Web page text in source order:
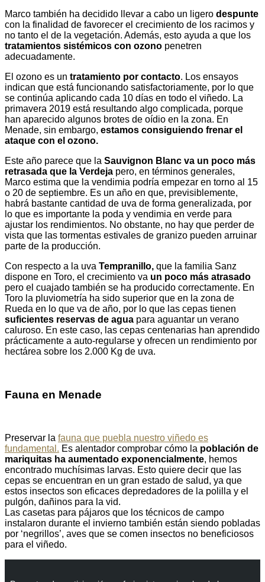
Marco también ha decidido llevar a cabo un ligero despunte
con la finalidad de favorecer el crecimiento de los racimos y
no tanto el de la vegetación. Además, esto ayuda a que los
tratamientos sistémicos con ozono penetren
adecuadamente.
El ozono es un tratamiento por contacto. Los ensayos
indican que está funcionando satisfactoriamente, por lo que
se continúa aplicando cada 10 días en todo el viñedo. La
primavera 2019 está resultando algo complicada, porque
han aparecido algunos brotes de oídio en la zona. En
Menade, sin embargo, estamos consiguiendo frenar el
ataque con el ozono.
Este año parece que la Sauvignon Blanc va un poco más
retrasada que la Verdeja pero, en términos generales,
Marco estima que la vendimia podría empezar en torno al 15
o 20 de septiembre. Es un año en que, previsiblemente,
habrá bastante cantidad de uva de forma generalizada, por
lo que es importante la poda y vendimia en verde para
ajustar los rendimientos. No obstante, no hay que perder de
vista que las tormentas estivales de granizo pueden arruinar
parte de la producción.
Con respecto a la uva Tempranillo, que la familia Sanz
dispone en Toro, el crecimiento va un poco más atrasado
pero el cuajado también se ha producido correctamente. En
Toro la pluviometría ha sido superior que en la zona de
Rueda en lo que va de año, por lo que las cepas tienen
suficientes reservas de agua para aguantar un verano
caluroso. En este caso, las cepas centenarias han aprendido
prácticamente a auto-regularse y ofrecen un rendimiento por
hectárea sobre los 2.000 Kg de uva.
Fauna en Menade
Preservar la fauna que puebla nuestro viñedo es
fundamental. Es alentador comprobar cómo la población de
mariquitas ha aumentado exponencialmente, hemos
encontrado muchísimas larvas. Esto quiere decir que las
cepas se encuentran en un gran estado de salud, ya que
estos insectos son eficaces depredadores de la polilla y el
pulgón, dañinos para la vid.
Las casetas para pájaros que los técnicos de campo
instalaron durante el invierno también están siendo pobladas
por ‘negrillos’, aves que se comen insectos no beneficiosos
para el viñedo.